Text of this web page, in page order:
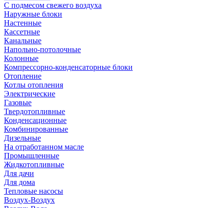
С подмесом свежего воздуха
Наружные блоки
Настенные
Кассетные
Канальные
Напольно-потолочные
Колонные
Компрессорно-конденсаторные блоки
Отопление
Котлы отопления
Электрические
Газовые
Твердотопливные
Конденсационные
Комбинированные
Дизельные
На отработанном масле
Промышленные
Жидкотопливные
Для дачи
Для дома
Тепловые насосы
Воздух-Воздух